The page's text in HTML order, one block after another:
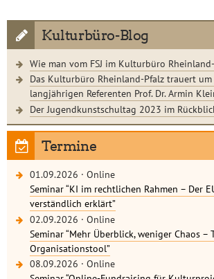
Kulturbüro-Blog
Wie man vom FSJ im Kulturbüro
Das Kulturbüro Rheinland-Pfalz trauert um
langjährigen Referenten Prof. Dr. Armin
Der Jugendkunstschultag 2023 im
Termine
01.09.2026 · Online
Seminar “KI im rechtlichen Rahmen – Der
verständlich erklärt”
02.09.2026 · Online
Seminar “Mehr Überblick, weniger Chaos –
Organisationstool”
08.09.2026 · Online